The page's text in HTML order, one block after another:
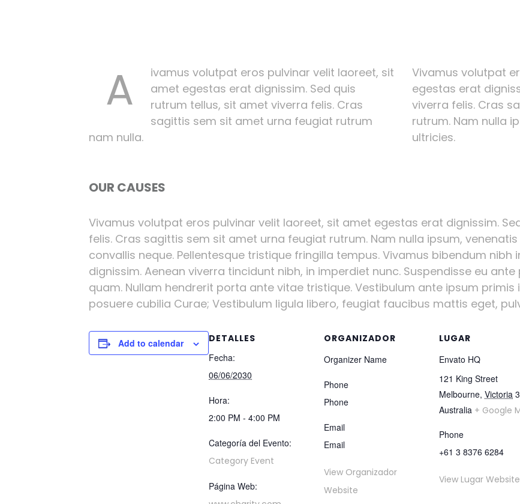
A
ivamus volutpat eros pulvinar velit laoreet, sit
amet egestas erat dignissim. Sed quis
rutrum tellus, sit amet viverra felis. Cras
sagittis sem sit amet urna feugiat rutrum
nam nulla.
Vivamus volutpat
egestas erat
viverra felis. Cras
rutrum. Nam nulla
ultricies.
OUR CAUSES
Vivamus volutpat eros pulvinar velit laoreet, sit amet egestas erat dignissim.
felis. Cras sagittis sem sit amet urna feugiat rutrum. Nam nulla ipsum,
convallis neque. Pellentesque tristique fringilla tempus. Vivamus bibendum
dignissim. Aenean viverra tincidunt nibh, in imperdiet nunc. Suspendisse eu
quam. Nullam hendrerit porta ante vitae tristique. Vestibulum ante ipsum
posuere cubilia Curae; Vestibulum ligula libero, feugiat faucibus mattis eget,
Add to calendar
DETALLES
Fecha:
06/06/2030
Hora:
2:00 PM - 4:00 PM
Categoría del Evento:
Category Event
Página Web:
ORGANIZADOR
Organizer Name
Phone
Phone
Email
Email
View Organizador
Website
LUGAR
Envato HQ
121 King Street
Melbourne, Victoria
Australia + Google
Phone
+61 3 8376 6284
View Lugar Website